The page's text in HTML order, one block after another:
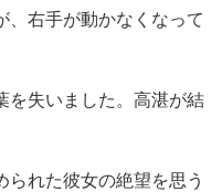
、右手が動かなくなって
を失いました。高湛が結
れた彼女の絶望を思う